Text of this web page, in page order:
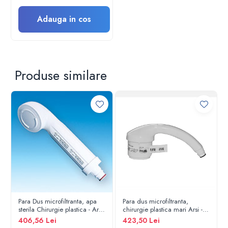
Colposcoape
Osteodensitometre
Oftalmoscoape
Otoscoape
Ingrijirea sanatatii
Aparate apnee
Aparate aerosoli
Aparate masaj
Perne ortopedice
Tensiometre
Adauga in cos
Produse similare
Para Dus microfiltranta, apa
sterila Chirurgie plastica - Arsi
- 31 de zile
406,56 Lei
Para dus microfiltranta,
chirurgie plastica mari Arsi -
92 de zile fara sterilizare
423,50 Lei